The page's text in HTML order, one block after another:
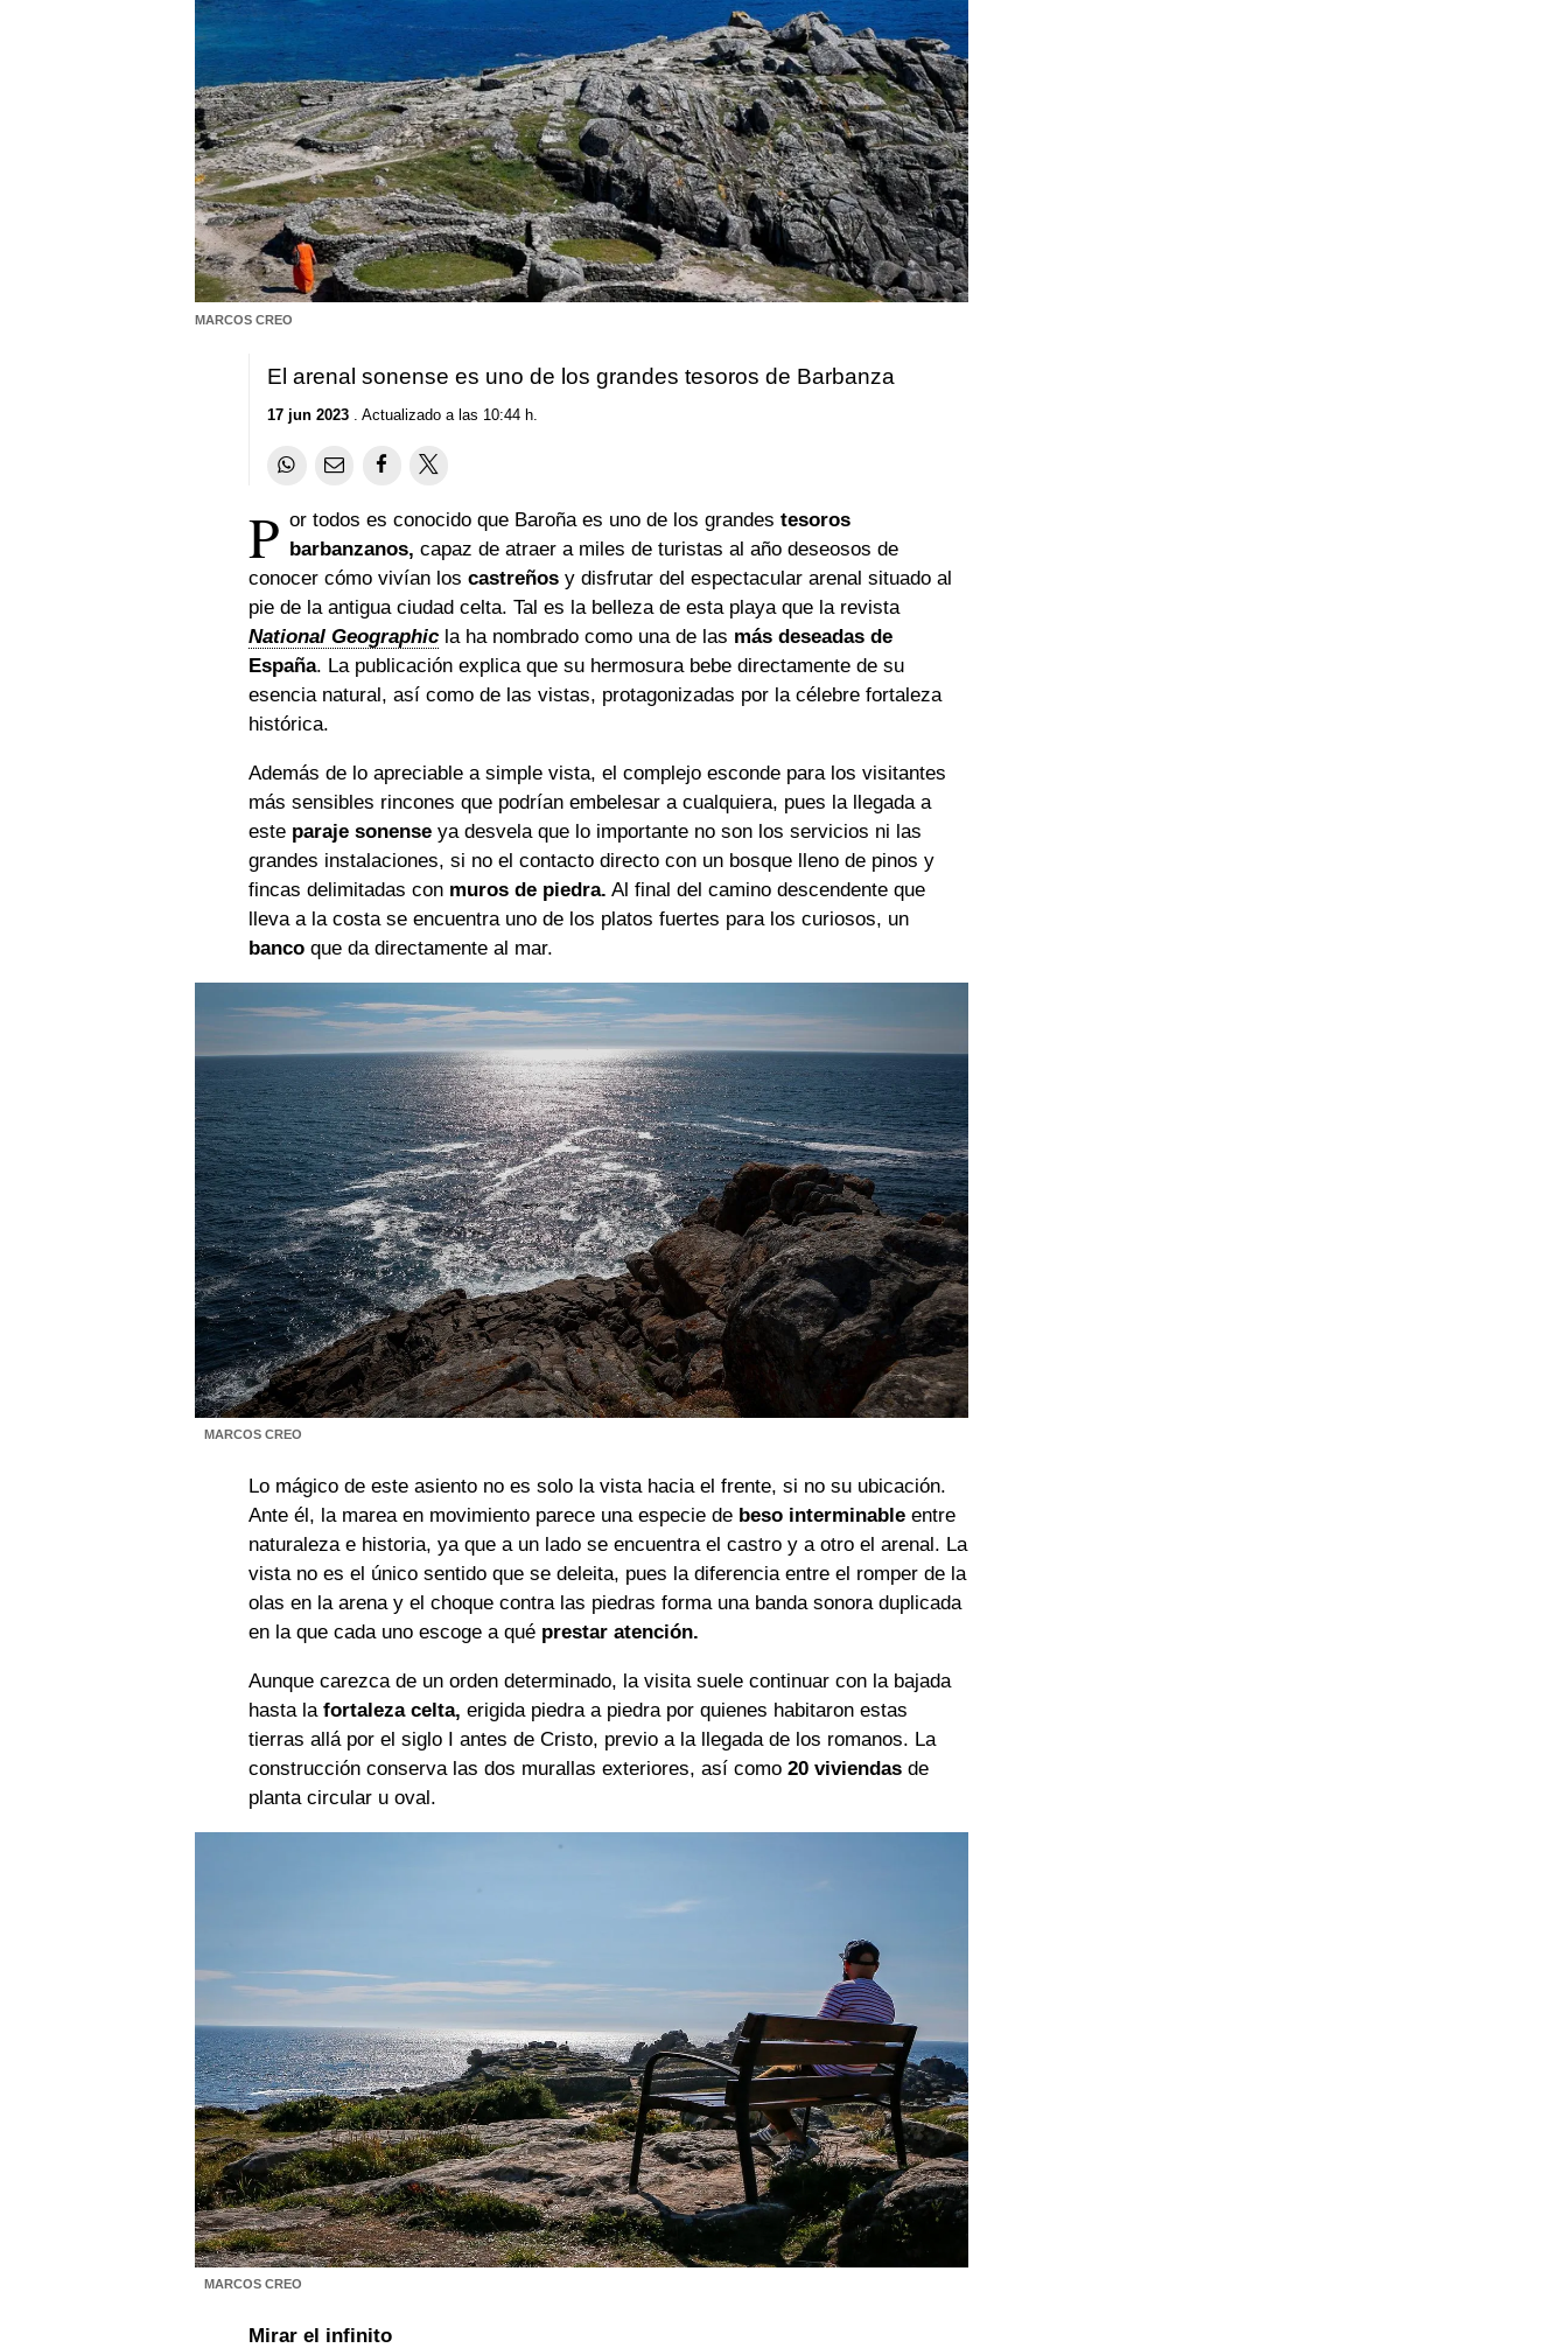
MARCOS CREO
El arenal sonense es uno de los grandes tesoros de Barbanza
17 jun 2023 . Actualizado a las 10:44 h.
P or todos es conocido que Baroña es uno de los grandestesoros
barbanzanos, capaz de atraer a miles de turistas al año deseosos de
conocer cómo vivían los castreños y disfrutar del espectacular arenal situado al
pie de la antigua ciudad celta. Tal es la belleza de esta playa que la revista
National Geographic la ha nombrado como una de las más deseadas de
España. La publicación explica que su hermosura bebe directamente de su
esencia natural, así como de las vistas, protagonizadas por la célebre fortaleza
histórica.
Además de lo apreciable a simple vista, el complejo esconde para los visitantes
más sensibles rincones que podrían embelesar a cualquiera, pues la llegada a
este paraje sonense ya desvela que lo importante no son los servicios ni las
grandes instalaciones, si no el contacto directo con un bosque lleno de pinos y
fincas delimitadas con muros de piedra. Al final del camino descendente que
lleva a la costa se encuentra uno de los platos fuertes para los curiosos, un
banco que da directamente al mar.
MARCOS CREO
Lo mágico de este asiento no es solo la vista hacia el frente, si no su ubicación.
Ante él, la marea en movimiento parece una especie de beso interminable entre
naturaleza e historia, ya que a un lado se encuentra el castro y a otro el arenal. La
vista no es el único sentido que se deleita, pues la diferencia entre el romper de la
olas en la arena y el choque contra las piedras forma una banda sonora duplicada
en la que cada uno escoge a qué prestar atención.
Aunque carezca de un orden determinado, la visita suele continuar con la bajada
hasta la fortaleza celta, erigida piedra a piedra por quienes habitaron estas
tierras allá por el siglo I antes de Cristo, previo a la llegada de los romanos. La
construcción conserva las dos murallas exteriores, así como20 viviendas de
planta circular u oval.
MARCOS CREO
Mirar el infinito